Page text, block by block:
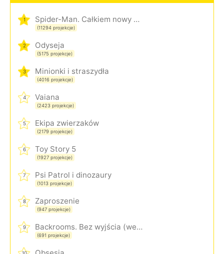
1 Spider-Man. Całkiem nowy dzień
(11294 projekcje)
2 Odyseja
(5175 projekcje)
3 Minionki i straszydła
(4016 projekcje)
4 Vaiana
(2423 projekcje)
5 Ekipa zwierzaków
(2179 projekcje)
6 Toy Story 5
(1927 projekcje)
7 Psi Patrol i dinozaury
(1013 projekcje)
8 Zaproszenie
(947 projekcje)
9 Backrooms. Bez wyjścia (wersja rozszerzona)
(691 projekcje)
10